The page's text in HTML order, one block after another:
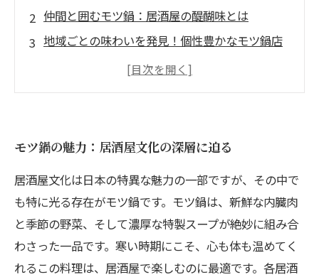
仲間と囲むモツ鍋：居酒屋の醍醐味とは
地域ごとの味わいを発見！個性豊かなモツ鍋店
モツ鍋とお酒の完璧な組み合わせを探る
居酒屋で味わう最高のモツ鍋：おすすめ店舗ガ
モツ鍋を囲んで楽しむ、心温まる居酒屋体験
モツ鍋の魅力：居酒屋文化の深層に迫る
居酒屋文化は日本の特異な魅力の一部ですが、その中で
も特に光る存在がモツ鍋です。モツ鍋は、新鮮な内臓肉
と季節の野菜、そして濃厚な特製スープが絶妙に組み合
わさった一品です。寒い時期にこそ、心も体も温めてく
れるこの料理は、居酒屋で楽しむのに最適です。各居酒